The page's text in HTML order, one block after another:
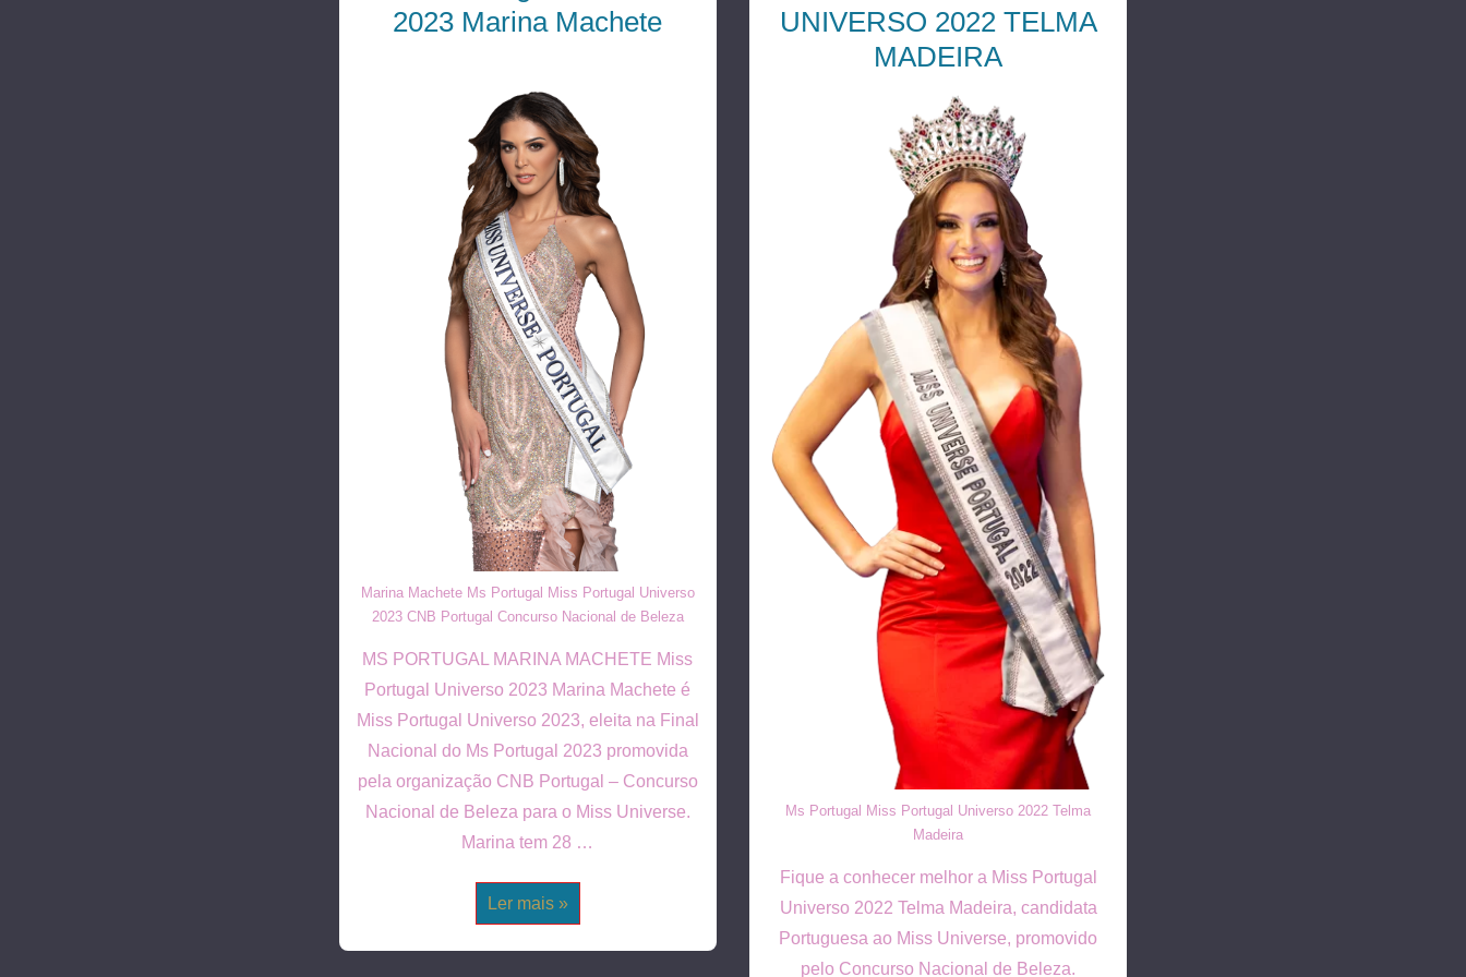
2023 Marina Machete
Marina Machete Ms Portugal Miss Portugal Universo
2023 CNB Portugal Concurso Nacional de Beleza
MS PORTUGAL MARINA MACHETE Miss
Portugal Universo 2023 Marina Machete é
Miss Portugal Universo 2023, eleita na Final
Nacional do Ms Portugal 2023 promovida
pela organização CNB Portugal – Concurso
Nacional de Beleza para o Miss Universe.
Marina tem 28 …
Miss
Portugal
Universo
2023
Ler mais »
UNIVERSO 2022 TELMA
MADEIRA
Ms Portugal Miss Portugal Universo 2022 Telma
Madeira
Fique a conhecer melhor a Miss Portugal
Universo 2022 Telma Madeira, candidata
Portuguesa ao Miss Universe, promovido
pelo Concurso Nacional de Beleza.